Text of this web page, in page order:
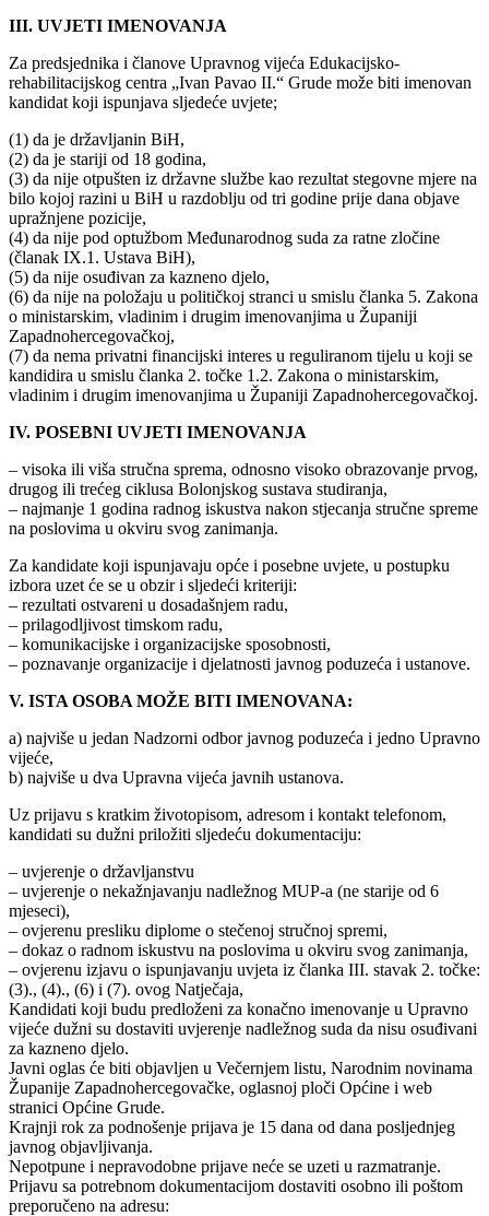
III. UVJETI IMENOVANJA
Za predsjednika i članove Upravnog vijeća Edukacijsko-
rehabilitacijskog centra „Ivan Pavao II.“ Grude može biti imenovan
kandidat koji ispunjava sljedeće uvjete;
(1) da je državljanin BiH,
(2) da je stariji od 18 godina,
(3) da nije otpušten iz državne službe kao rezultat stegovne mjere na
bilo kojoj razini u BiH u razdoblju od tri godine prije dana objave
upražnjene pozicije,
(4) da nije pod optužbom Međunarodnog suda za ratne zločine
(članak IX.1. Ustava BiH),
(5) da nije osuđivan za kazneno djelo,
(6) da nije na položaju u političkoj stranci u smislu članka 5. Zakona
o ministarskim, vladinim i drugim imenovanjima u Županiji
Zapadnohercegovačkoj,
(7) da nema privatni financijski interes u reguliranom tijelu u koji se
kandidira u smislu članka 2. točke 1.2. Zakona o ministarskim,
vladinim i drugim imenovanjima u Županiji Zapadnohercegovačkoj.
IV. POSEBNI UVJETI IMENOVANJA
– visoka ili viša stručna sprema, odnosno visoko obrazovanje prvog,
drugog ili trećeg ciklusa Bolonjskog sustava studiranja,
– najmanje 1 godina radnog iskustva nakon stjecanja stručne spreme
na poslovima u okviru svog zanimanja.
Za kandidate koji ispunjavaju opće i posebne uvjete, u postupku
izbora uzet će se u obzir i sljedeći kriteriji:
– rezultati ostvareni u dosadašnjem radu,
– prilagodljivost timskom radu,
– komunikacijske i organizacijske sposobnosti,
– poznavanje organizacije i djelatnosti javnog poduzeća i ustanove.
V. ISTA OSOBA MOŽE BITI IMENOVANA:
a) najviše u jedan Nadzorni odbor javnog poduzeća i jedno Upravno
vijeće,
b) najviše u dva Upravna vijeća javnih ustanova.
Uz prijavu s kratkim životopisom, adresom i kontakt telefonom,
kandidati su dužni priložiti sljedeću dokumentaciju:
– uvjerenje o državljanstvu
– uvjerenje o nekažnjavanju nadležnog MUP-a (ne starije od 6
mjeseci),
– ovjerenu presliku diplome o stečenoj stručnoj spremi,
– dokaz o radnom iskustvu na poslovima u okviru svog zanimanja,
– ovjerenu izjavu o ispunjavanju uvjeta iz članka III. stavak 2. točke:
(3)., (4)., (6) i (7). ovog Natječaja,
Kandidati koji budu predloženi za konačno imenovanje u Upravno
vijeće dužni su dostaviti uvjerenje nadležnog suda da nisu osuđivani
za kazneno djelo.
Javni oglas će biti objavljen u Večernjem listu, Narodnim novinama
Županije Zapadnohercegovačke, oglasnoj ploči Općine i web
stranici Općine Grude.
Krajnji rok za podnošenje prijava je 15 dana od dana posljednjeg
javnog objavljivanja.
Nepotpune i nepravodobne prijave neće se uzeti u razmatranje.
Prijavu sa potrebnom dokumentacijom dostaviti osobno ili poštom
preporučeno na adresu: